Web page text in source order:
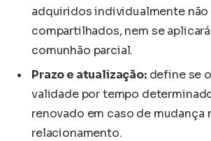
adquiridos individualmente não
compartilhados, nem se
comunhão parcial.
Prazo e atualização:define se
validade por tempo
renovado em caso de mudança
relacionamento.